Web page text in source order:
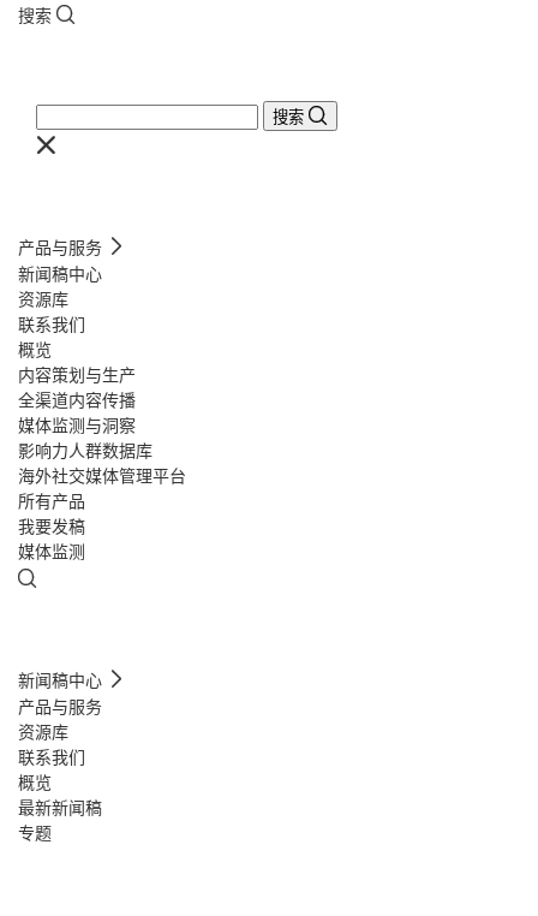
搜索
搜索
产品与服务
新闻稿中心
资源库
联系我们
概览
内容策划与生产
全渠道内容传播
媒体监测与洞察
影响力人群数据库
海外社交媒体管理平台
所有产品
我要发稿
媒体监测
新闻稿中心
产品与服务
资源库
联系我们
概览
最新新闻稿
专题